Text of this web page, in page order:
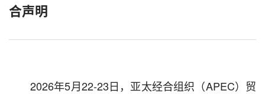
合声明
2026年5月22-23日，亚太经合组织（APEC）贸